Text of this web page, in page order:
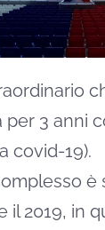
per 3 anni
covid-19).
è
il 2019, in